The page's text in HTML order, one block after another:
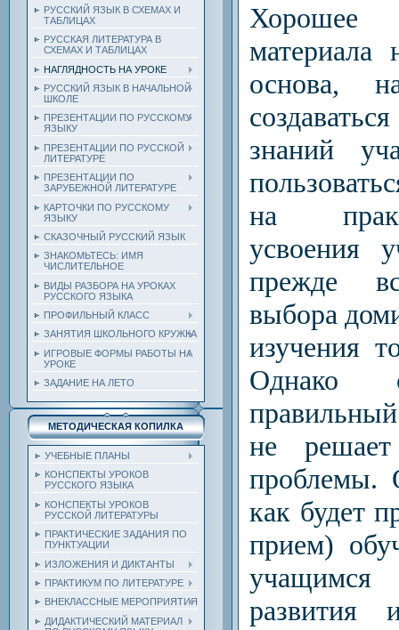
РУССКИЙ ЯЗЫК В СХЕМАХ И
ТАБЛИЦАХ
РУССКАЯ ЛИТЕРАТУРА В
СХЕМАХ И ТАБЛИЦАХ
НАГЛЯДНОСТЬ НА УРОКЕ
РУССКИЙ ЯЗЫК В НАЧАЛЬНОЙ
ШКОЛЕ
ПРЕЗЕНТАЦИИ ПО РУССКОМУ
ЯЗЫКУ
ПРЕЗЕНТАЦИИ ПО РУССКОЙ
ЛИТЕРАТУРЕ
ПРЕЗЕНТАЦИИ ПО
ЗАРУБЕЖНОЙ ЛИТЕРАТУРЕ
КАРТОЧКИ ПО РУССКОМУ
ЯЗЫКУ
СКАЗОЧНЫЙ РУССКИЙ ЯЗЫК
ЗНАКОМЬТЕСЬ: ИМЯ
ЧИСЛИТЕЛЬНОЕ
ВИДЫ РАЗБОРА НА УРОКАХ
РУССКОГО ЯЗЫКА
ПРОФИЛЬНЫЙ КЛАСС
ЗАНЯТИЯ ШКОЛЬНОГО КРУЖКА
ИГРОВЫЕ ФОРМЫ РАБОТЫ НА
УРОКЕ
ЗАДАНИЕ НА ЛЕТО
МЕТОДИЧЕСКАЯ КОПИЛКА
УЧЕБНЫЕ ПЛАНЫ
КОНСПЕКТЫ УРОКОВ
РУССКОГО ЯЗЫКА
КОНСПЕКТЫ УРОКОВ
РУССКОЙ ЛИТЕРАТУРЫ
ПРАКТИЧЕСКИЕ ЗАДАНИЯ ПО
ПУНКТУАЦИИ
ИЗЛОЖЕНИЯ И ДИКТАНТЫ
ПРАКТИКУМ ПО ЛИТЕРАТУРЕ
ВНЕКЛАССНЫЕ МЕРОПРИЯТИЯ
ДИДАКТИЧЕСКИЙ МАТЕРИАЛ
Хорошее
основа,
знаний
на
усвоения
прежде
выбора
изучения
не
проблемы.
как будет
прием)
развития